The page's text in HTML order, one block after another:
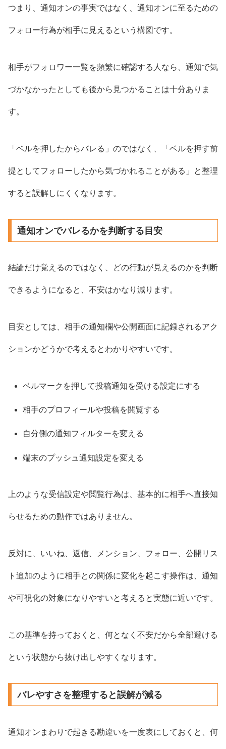
つまり、通知オンの事実ではなく、通知オンに至るための
フォロー行為が相手に見えるという構図です。
相手がフォロワー一覧を頻繁に確認する人なら、通知で気
づかなかったとしても後から見つかることは十分ありま
す。
「ベルを押したからバレる」のではなく、「ベルを押す前
提としてフォローしたから気づかれることがある」と整理
すると誤解しにくくなります。
通知オンでバレるかを判断する目安
結論だけ覚えるのではなく、どの行動が見えるのかを判断
できるようになると、不安はかなり減ります。
目安としては、相手の通知欄や公開画面に記録されるアク
ションかどうかで考えるとわかりやすいです。
ベルマークを押して投稿通知を受ける設定にする
相手のプロフィールや投稿を閲覧する
自分側の通知フィルターを変える
端末のプッシュ通知設定を変える
上のような受信設定や閲覧行為は、基本的に相手へ直接知
らせるための動作ではありません。
反対に、いいね、返信、メンション、フォロー、公開リス
ト追加のように相手との関係に変化を起こす操作は、通知
や可視化の対象になりやすいと考えると実態に近いです。
この基準を持っておくと、何となく不安だから全部避ける
という状態から抜け出しやすくなります。
バレやすさを整理すると誤解が減る
通知オンまわりで起きる勘違いを一度表にしておくと、何